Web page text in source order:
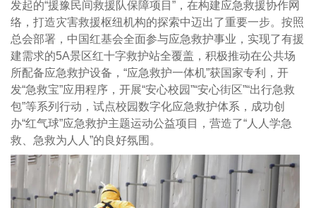
发起的“援豫民间救援队保障项目”，在构建应急救援协作网
络，打造灾害救援枢纽机构的探索中迈出了重要一步。按照
总会部署，中国红基会全面参与应急救护事业，实现了有援
建需求的5A景区红十字救护站全覆盖，积极推动在公共场
所配备应急救护设备，“应急救护一体机”获国家专利，开
发“急救宝”应用程序，开展“安心校园”“安心街区”“出行急救
包”等系列行动，试点校园数字化应急救护体系，成功创
办“红气球”应急救护主题运动公益项目，营造了“人人学急
救、急救为人人”的良好氛围。